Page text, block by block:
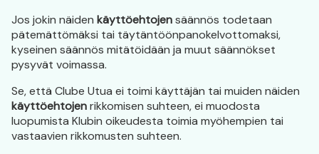
Jos jokin näiden käyttöehtojensäännös todetaan
pätemättömäksi tai täytäntöönpanokelvottomaksi,
kyseinen säännös mitätöidään ja muut säännökset
pysyvät voimassa.
Se, että Clube Utua ei toimi käyttäjän tai muiden näiden
käyttöehtojenrikkomisen suhteen, ei muodosta
luopumista Klubin oikeudesta toimia myöhempien tai
vastaavien rikkomusten suhteen.